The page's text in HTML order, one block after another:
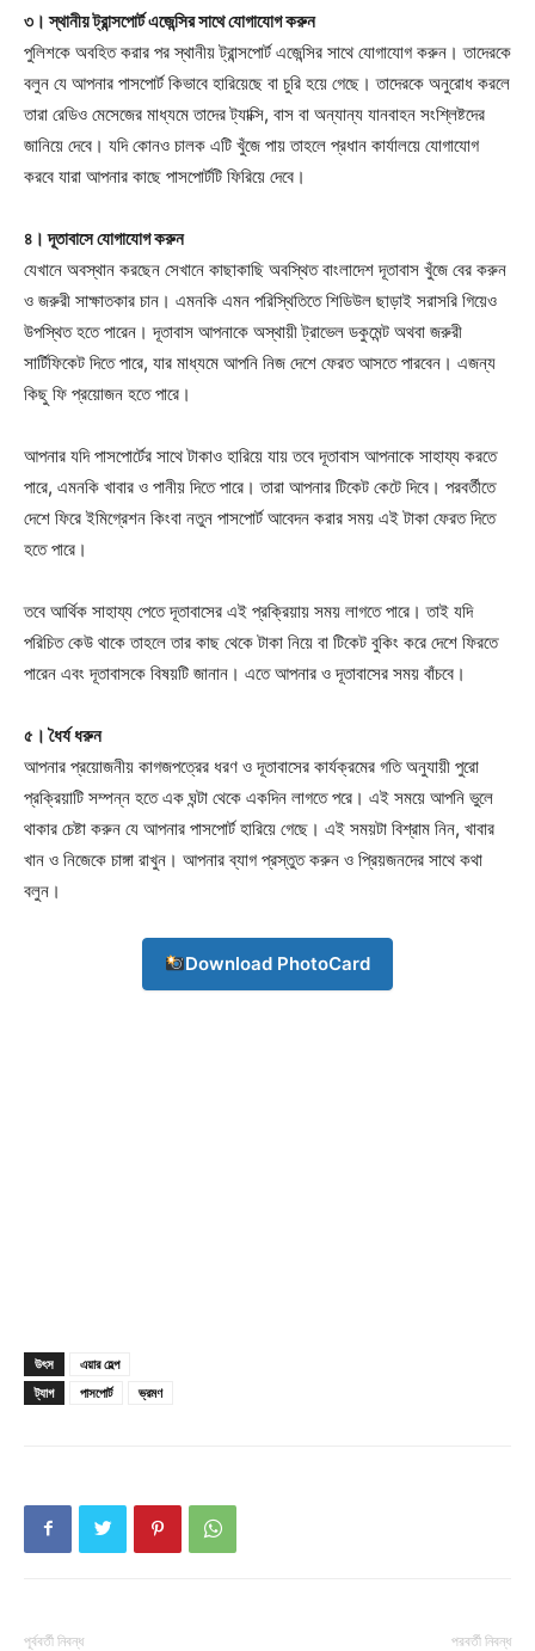
Champs21
৩। স্থানীয় ট্রান্সপোর্ট এজেন্সির সাথে যোগাযোগ করুন
পুলিশকে অবহিত করার পর স্থানীয় ট্রান্সপোর্ট এজেন্সির সাথে যোগাযোগ করুন। তাদেরকে
বলুন যে আপনার পাসপোর্ট কিভাবে হারিয়েছে বা চুরি হয়ে গেছে। তাদেরকে অনুরোধ করলে
তারা রেডিও মেসেজের মাধ্যমে তাদের ট্যাক্সি, বাস বা অন্যান্য যানবাহন সংশ্লিষ্টদের
জানিয়ে দেবে। যদি কোনও চালক এটি খুঁজে পায় তাহলে প্রধান কার্যালয়ে যোগাযোগ
করবে যারা আপনার কাছে পাসপোর্টটি ফিরিয়ে দেবে।
৪। দূতাবাসে যোগাযোগ করুন
যেখানে অবস্থান করছেন সেখানে কাছাকাছি অবস্থিত বাংলাদেশ দূতাবাস খুঁজে বের করুন
ও জরুরী সাক্ষাতকার চান। এমনকি এমন পরিস্থিতিতে শিডিউল ছাড়াই সরাসরি গিয়েও
উপস্থিত হতে পারেন। দূতাবাস আপনাকে অস্থায়ী ট্রাভেল ডকুমেন্ট অথবা জরুরী
সার্টিফিকেট দিতে পারে, যার মাধ্যমে আপনি নিজ দেশে ফেরত আসতে পারবেন। এজন্য
কিছু ফি প্রয়োজন হতে পারে।
আপনার যদি পাসপোর্টের সাথে টাকাও হারিয়ে যায় তবে দূতাবাস আপনাকে সাহায্য করতে
পারে, এমনকি খাবার ও পানীয় দিতে পারে। তারা আপনার টিকেট কেটে দিবে। পরবর্তীতে
দেশে ফিরে ইমিগ্রেশন কিংবা নতুন পাসপোর্ট আবেদন করার সময় এই টাকা ফেরত দিতে
হতে পারে।
তবে আর্থিক সাহায্য পেতে দূতাবাসের এই প্রক্রিয়ায় সময় লাগতে পারে। তাই যদি
পরিচিত কেউ থাকে তাহলে তার কাছ থেকে টাকা নিয়ে বা টিকেট বুকিং করে দেশে ফিরতে
পারেন এবং দূতাবাসকে বিষয়টি জানান। এতে আপনার ও দূতাবাসের সময় বাঁচবে।
৫। ধৈর্য ধরুন
আপনার প্রয়োজনীয় কাগজপত্রের ধরণ ও দূতাবাসের কার্যক্রমের গতি অনুযায়ী পুরো
প্রক্রিয়াটি সম্পন্ন হতে এক ঘন্টা থেকে একদিন লাগতে পরে। এই সময়ে আপনি ভুলে
থাকার চেষ্টা করুন যে আপনার পাসপোর্ট হারিয়ে গেছে। এই সময়টা বিশ্রাম নিন, খাবার
খান ও নিজেকে চাঙ্গা রাখুন। আপনার ব্যাগ প্রস্তুত করুন ও প্রিয়জনদের সাথে কথা
বলুন।
Download PhotoCard
উৎস
এয়ার হেল্প
ট্যাগ
পাসপোর্ট ভ্রমণ
পূর্ববর্তী নিবন্ধ পরবর্তী নিবন্ধ